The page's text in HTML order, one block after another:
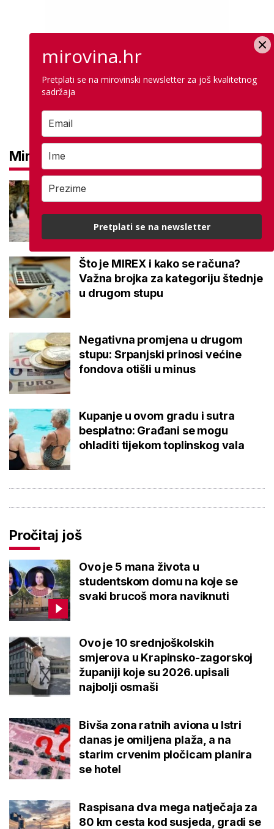
Mirovine
Mirovine branitelja: Dijele se u
dvije kategorije, a prima ih oko
140.000 umirovljenika
Što je MIREX i kako se računa?
Važna brojka za kategoriju štednje
u drugom stupu
Negativna promjena u drugom
stupu: Srpanjski prinosi većine
fondova otišli u minus
Kupanje u ovom gradu i sutra
besplatno: Građani se mogu
ohladiti tijekom toplinskog vala
Pročitaj još
Ovo je 5 mana života u
studentskom domu na koje se
svaki brucoš mora naviknuti
Ovo je 10 srednjoškolskih
smjerova u Krapinsko-zagorskoj
županiji koje su 2026. upisali
najbolji osmaši
Bivša zona ratnih aviona u Istri
danas je omiljena plaža, a na
starim crvenim pločicam planira
se hotel
Raspisana dva mega natječaja za
80 km cesta kod susjeda, gradi se
mirovina.hr
Pretplati se na mirovinski newsletter za još kvalitetnog
sadržaja
Pretplati se na newsletter